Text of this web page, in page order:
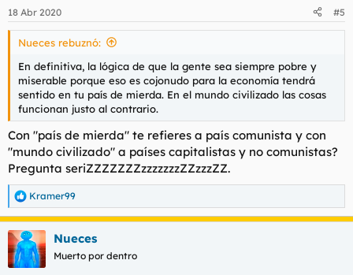
18 Abr 2020 #5
Nueces rebuznó:
En definitiva, la lógica de que la gente sea siempre pobre y
miserable porque eso es cojonudo para la economía tendrá
sentido en tu país de mierda. En el mundo civilizado las cosas
funcionan justo al contrario.
Con "país de mierda" te refieres a país comunista y con
"mundo civilizado" a países capitalistas y no comunistas?
Pregunta seriZZZZZZZzzzzzzzZZzzzZZ.
R
e
a
c
c
i
Kramer99
Nueces
Muerto por dentro